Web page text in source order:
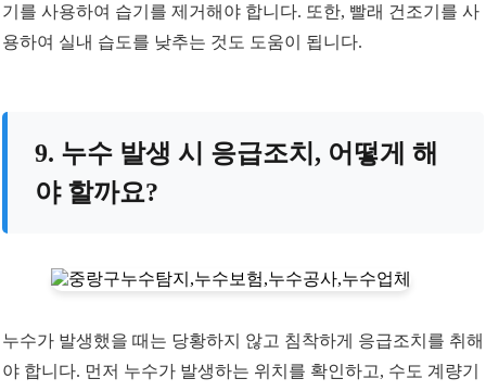
기를 사용하여 습기를 제거해야 합니다. 또한, 빨래 건조기를 사
용하여 실내 습도를 낮추는 것도 도움이 됩니다.
9. 누수 발생 시 응급조치, 어떻게 해
야 할까요?
누수가 발생했을 때는 당황하지 않고 침착하게 응급조치를 취해
야 합니다. 먼저 누수가 발생하는 위치를 확인하고, 수도 계량기